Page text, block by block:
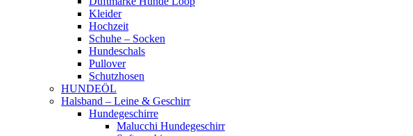
Kleider
Hochzeit
Schuhe – Socken
Hundeschals
Pullover
Schutzhosen
HUNDEÖL
Halsband – Leine & Geschirr
Hundegeschirre
Malucchi Hundegeschirr